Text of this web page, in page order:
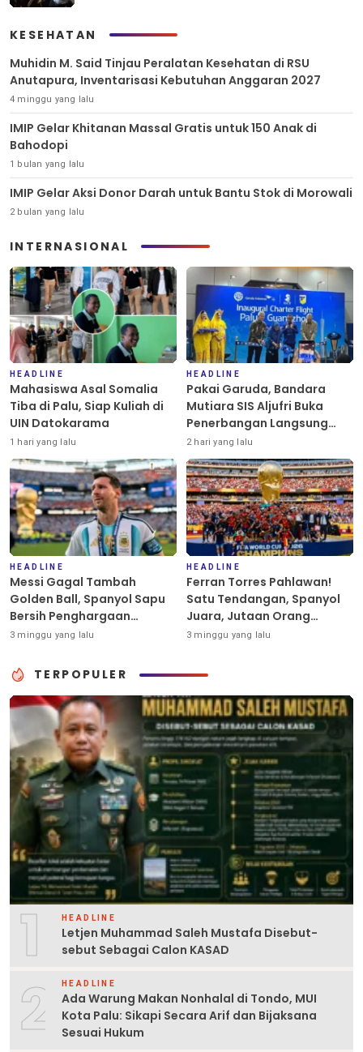
KESEHATAN
Muhidin M. Said Tinjau Peralatan Kesehatan di RSU
Anutapura, Inventarisasi Kebutuhan Anggaran 2027
4 minggu yang lalu
IMIP Gelar Khitanan Massal Gratis untuk 150 Anak di
Bahodopi
1 bulan yang lalu
IMIP Gelar Aksi Donor Darah untuk Bantu Stok di Morowali
2 bulan yang lalu
INTERNASIONAL
HEADLINE
Mahasiswa Asal Somalia
Tiba di Palu, Siap Kuliah di
UIN Datokarama
1 hari yang lalu
HEADLINE
Pakai Garuda, Bandara
Mutiara SIS Aljufri Buka
Penerbangan Langsung
Palu-Guangzhou
2 hari yang lalu
HEADLINE
Messi Gagal Tambah
Golden Ball, Spanyol Sapu
Bersih Penghargaan
Individu Piala Dunia 2026
3 minggu yang lalu
HEADLINE
Ferran Torres Pahlawan!
Satu Tendangan, Spanyol
Juara, Jutaan Orang
Berpesta
3 minggu yang lalu
TERPOPULER
1 HEADLINE
Letjen Muhammad Saleh Mustafa Disebut-
sebut Sebagai Calon KASAD
2 HEADLINE
Ada Warung Makan Nonhalal di Tondo, MUI
Kota Palu: Sikapi Secara Arif dan Bijaksana
Sesuai Hukum